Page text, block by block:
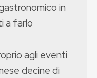
in
a farlo
agli eventi
decine di